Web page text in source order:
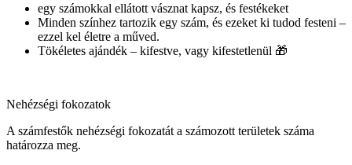
egy számokkal ellátott vásznat kapsz, és festékeket
Minden színhez tartozik egy szám, és ezeket ki tudod festeni –
ezzel kel életre a műved.
Tökéletes ajándék – kifestve, vagy kifestetlenül 🎁
Nehézségi fokozatok
A számfestők nehézségi fokozatát a számozott területek száma
határozza meg.